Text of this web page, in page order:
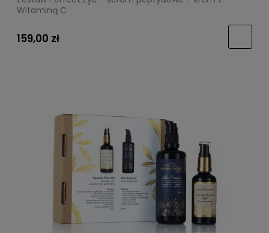
Witaminą C
159,00 zł